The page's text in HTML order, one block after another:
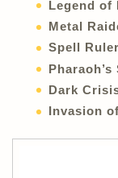
Legend of
Metal
Spell
Dark
Invasion